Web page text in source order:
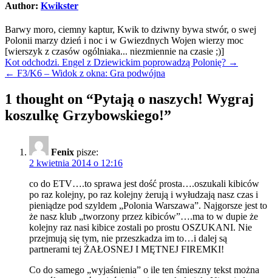
Author: Kwikster
Barwy moro, ciemny kaptur, Kwik to dziwny bywa stwór, o swej
Polonii marzy dzień i noc i w Gwiezdnych Wojen wierzy moc
[wierszyk z czasów ogólniaka... niezmiennie na czasie ;)]
Nawigacja
wpisu
Kot odchodzi. Engel z Dziewickim poprowadzą Polonię? →
← F3/K6 – Widok z okna: Gra podwójna
1 thought on “Pytają o naszych! Wygraj
koszulkę Grzybowskiego!”
Fenix pisze:
2 kwietnia 2014 o 12:16
co do ETV….to sprawa jest dość prosta….oszukali kibiców
po raz kolejny, po raz kolejny żerują i wyłudzają nasz czas i
pieniądze pod szyldem „Polonia Warszawa”. Najgorsze jest to
że nasz klub „tworzony przez kibiców”….ma to w dupie że
kolejny raz nasi kibice zostali po prostu OSZUKANI. Nie
przejmują się tym, nie przeszkadza im to…i dalej są
partnerami tej ŻAŁOSNEJ I MĘTNEJ FIREMKI!
Co do samego „wyjaśnienia” o ile ten śmieszny tekst można